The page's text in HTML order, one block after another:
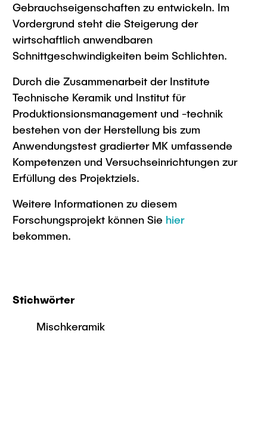
Gebrauchseigenschaften zu entwickeln. Im
Vordergrund steht die Steigerung der
wirtschaftlich anwendbaren
Schnittgeschwindigkeiten beim Schlichten.
Durch die Zusammenarbeit der Institute
Technische Keramik und Institut für
Produktionsionsmanagement und -technik
bestehen von der Herstellung bis zum
Anwendungstest gradierter MK umfassende
Kompetenzen und Versuchseinrichtungen zur
Erfüllung des Projektziels.
Weitere Informationen zu diesem
Forschungsprojekt können Sie hier
bekommen.
Stichwörter
Mischkeramik